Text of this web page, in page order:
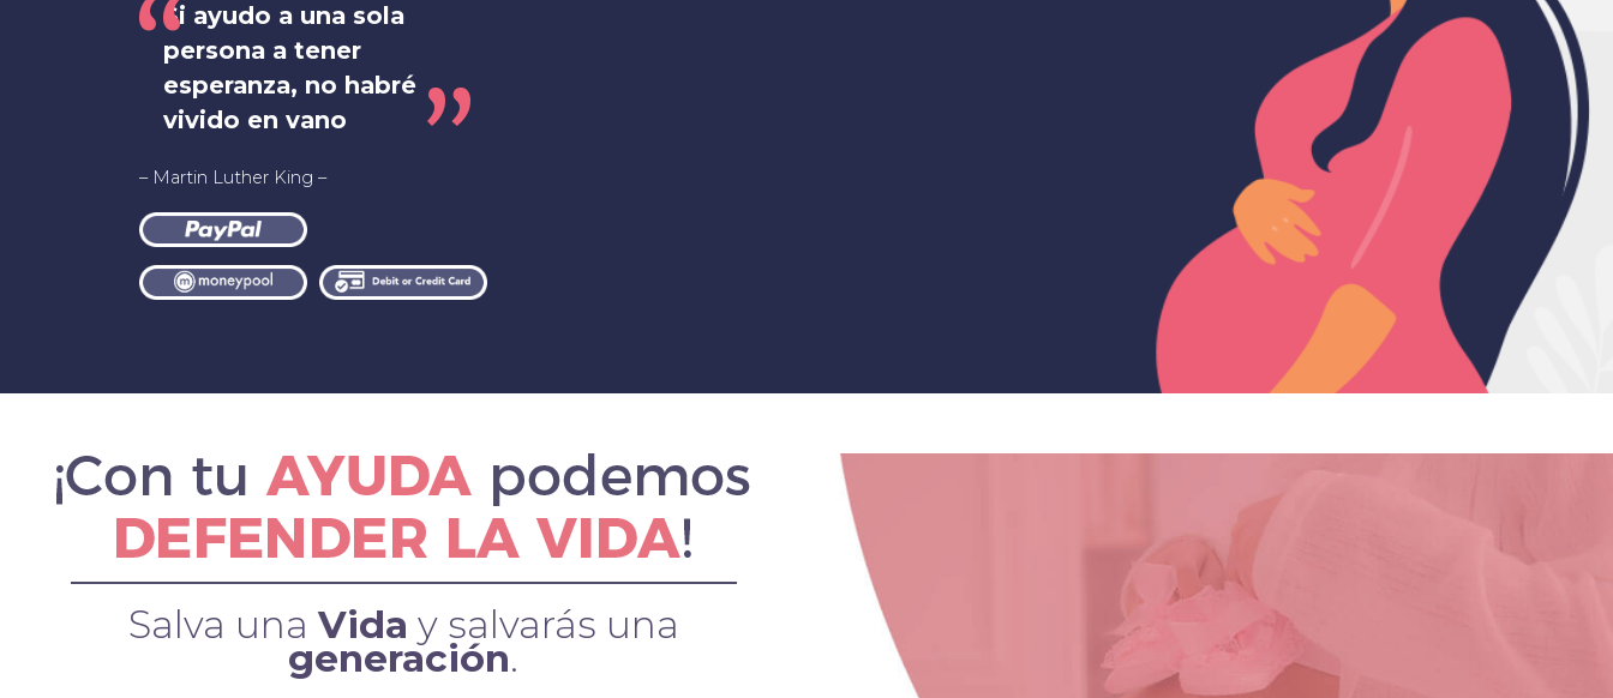
Si ayudo a una sola
persona a tener
esperanza, no habré
vivido en vano
– Martin Luther King –
Salva una Vida y salvarás una
generación.